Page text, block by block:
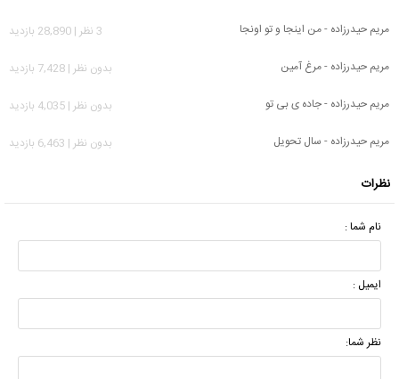
مریم حیدرزاده - من اینجا و تو اونجا
3 نظر | 28,890 بازدید
مریم حیدرزاده - مرغ آمین
بدون نظر | 7,428 بازدید
مریم حیدرزاده - جاده ی بی تو
بدون نظر | 4,035 بازدید
مریم حیدرزاده - سال تحویل
بدون نظر | 6,463 بازدید
نظرات
نام شما :
ایمیل :
نظر شما: